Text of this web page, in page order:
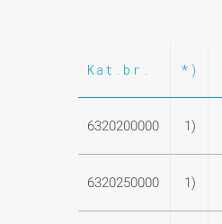
Kat.br. *)
6320200000 1)
6320250000 1)